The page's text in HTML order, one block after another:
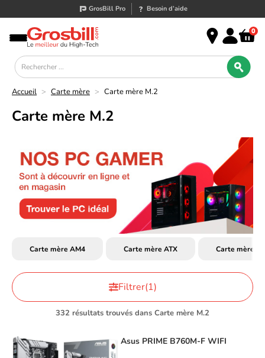
GrosBill Pro Besoin d’aide
0
Accueil > Carte mère > Carte mère M.2
Carte mère M.2
Carte mère AM4 Carte mère ATX Carte mère
332 résultats trouvés dans Carte mère M.2
Filtrer(1)
Asus PRIME B760M-F WIFI